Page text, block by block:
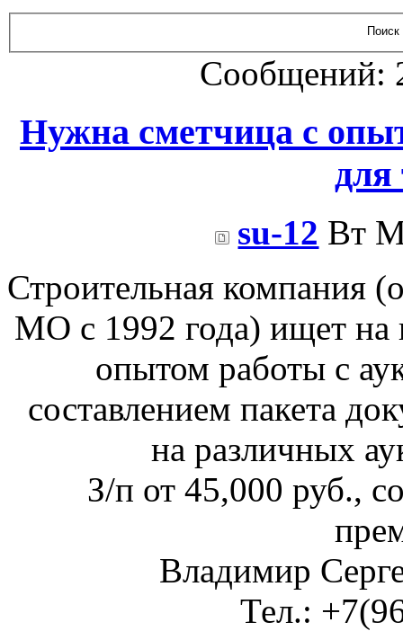
Сообщений:
Нужна сметчица с
для
su-12 Вт
Строительная компания
МО с 1992 года) ищет на
опытом работы с
составлением пакета
на различных
З/п от 45,000 руб.,
Владимир
Тел.: